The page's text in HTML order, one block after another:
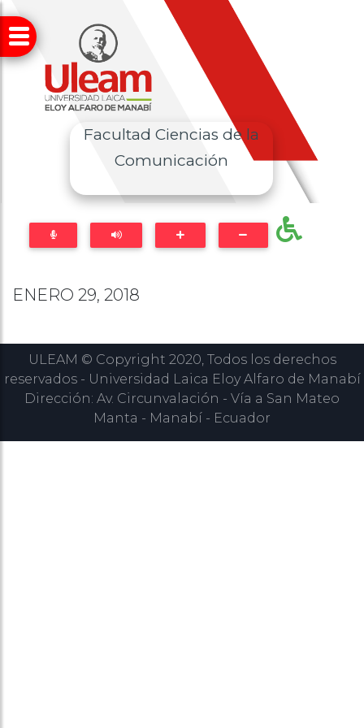
Facultad Ciencias de la
Comunicación
ENERO 29, 2018
ULEAM © Copyright 2020, Todos los derechos
reservados - Universidad Laica Eloy Alfaro de Manabí
Dirección: Av. Circunvalación - Vía a San Mateo
Manta - Manabí - Ecuador